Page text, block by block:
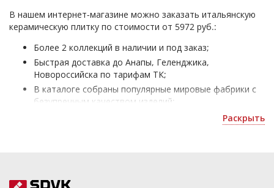
В нашем интернет-магазине можно заказать итальянскую
керамическую плитку по стоимости от 5972 руб.:
Более 2 коллекций в наличии и под заказ;
Быстрая доставка до Анапы, Геленджика,
Новороссийска по тарифам ТК;
В каталоге собраны популярные мировые фабрики с
безупречным качеством изделий;
Итальянская плитка - для облицовки домов иРаскрыть